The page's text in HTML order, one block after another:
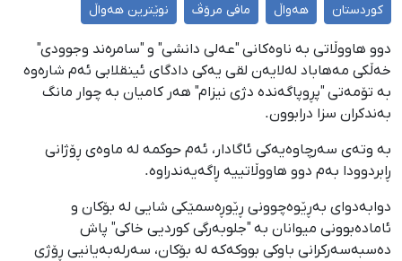
کوردستان هەواڵ مافی مرۆڤ نوێترین هەواڵ
دوو هاووڵاتی بە ناوەکانی "عەلی دانشی" و "سامرەند وجوودی"
خەڵکی مەهاباد لەلایەن لقی یەکی دادگای ئینقلابی ئەم شارەوە
بە تۆمەتی "پڕوپاگەندە دژی نیزام" هەر کامیان بە چوار مانگ
بەندکران سزا درابوون.
بە وتەی سەرچاوەیەکی ئاگادار، ئەم حوکمە لە ماوەی ڕۆژانی
ڕابردوودا بەم دوو هاووڵاتییە ڕاگەیەندراوە.
دوابەدوای بەڕێوەچوونی ڕێوڕەسمێکی شایی لە بۆکان و
ئامادەبوونی میوانان بە "جلوبەرگی کوردیی خاکی" پاش
دەسبەسەرکرانی باوکی بووکەکە لە بۆکان، سەرلەبەیانیی ڕۆژی